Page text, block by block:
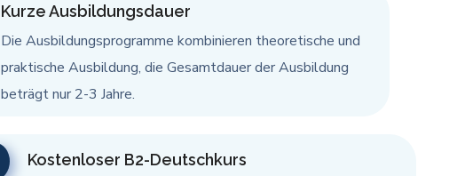
Kurze Ausbildungsdauer
Die Ausbildungsprogramme kombinieren theoretische und
praktische Ausbildung, die Gesamtdauer der Ausbildung
beträgt nur 2-3 Jahre.
Kostenloser B2-Deutschkurs